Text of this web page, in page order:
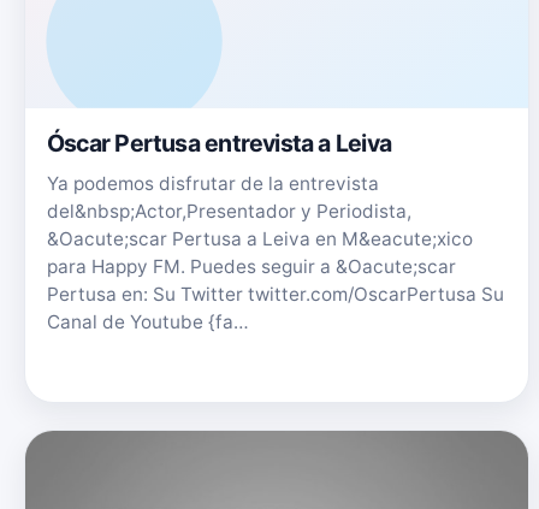
Óscar Pertusa entrevista a Leiva
Ya podemos disfrutar de la entrevista
del&nbsp;Actor,Presentador y Periodista,
&Oacute;scar Pertusa a Leiva en M&eacute;xico
para Happy FM. Puedes seguir a &Oacute;scar
Pertusa en: Su Twitter twitter.com/OscarPertusa Su
Canal de Youtube {fa…